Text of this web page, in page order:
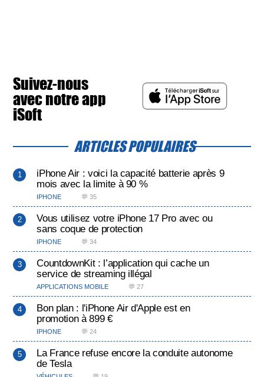
Suivez-nous
avec notre app
iSoft
ARTICLES POPULAIRES
iPhone Air : voici la capacité batterie après 9
mois avec la limite à 90 %
IPHONE 💬 35
Vous utilisez votre iPhone 17 Pro avec ou
sans coque de protection
IPHONE 💬 34
CountdownKit : l’application qui cache un
service de streaming illégal
APPLICATIONS MOBILE 💬 27
Bon plan : l'iPhone Air d'Apple est en
promotion à 899 €
IPHONE 💬 24
La France refuse encore la conduite autonome
de Tesla